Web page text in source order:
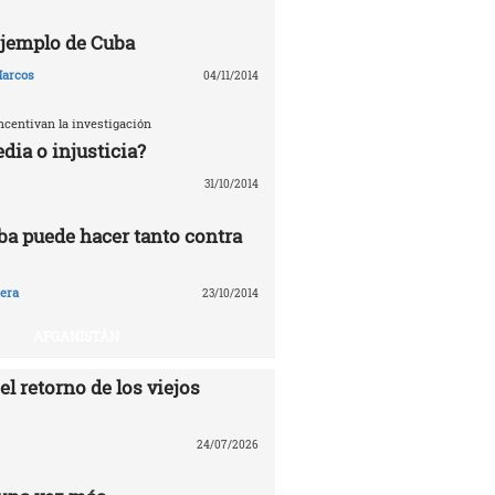
de Cuba
04/11/2014
la investigación
o injusticia?
31/10/2014
puede hacer tanto contra
23/10/2014
retorno de los viejos
24/07/2026